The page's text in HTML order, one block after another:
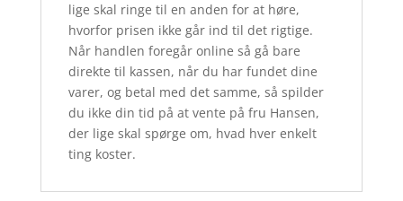
lige skal ringe til en anden for at høre,
hvorfor prisen ikke går ind til det rigtige.
Når handlen foregår online så gå bare
direkte til kassen, når du har fundet dine
varer, og betal med det samme, så spilder
du ikke din tid på at vente på fru Hansen,
der lige skal spørge om, hvad hver enkelt
ting koster.